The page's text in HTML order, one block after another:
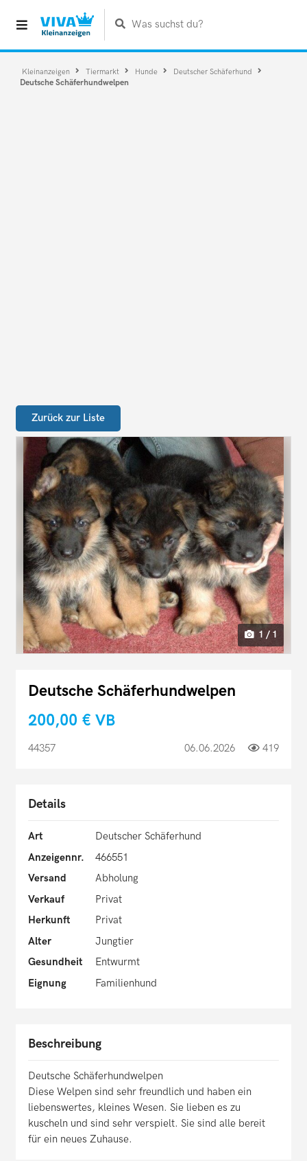
Was suchst du?
Kleinanzeigen Tiermarkt Hunde Deutscher Schäferhund
Deutsche Schäferhundwelpen
Zurück zur Liste
1 / 1
Deutsche Schäferhundwelpen
200,00 € VB
44357 06.06.2026 419
Details
Art
Deutscher Schäferhund
Anzeigennr.
466551
Versand
Abholung
Verkauf
Privat
Herkunft
Privat
Alter
Jungtier
Gesundheit
Entwurmt
Eignung
Familienhund
Beschreibung
Deutsche Schäferhundwelpen
Diese Welpen sind sehr freundlich und haben ein
liebenswertes, kleines Wesen. Sie lieben es zu
kuscheln und sind sehr verspielt. Sie sind alle bereit
für ein neues Zuhause.